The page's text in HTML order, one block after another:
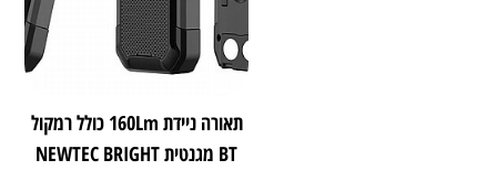
תאורה ניידת 160Lm כולל רמקול
BT מגנטית NEWTEC BRIGHT